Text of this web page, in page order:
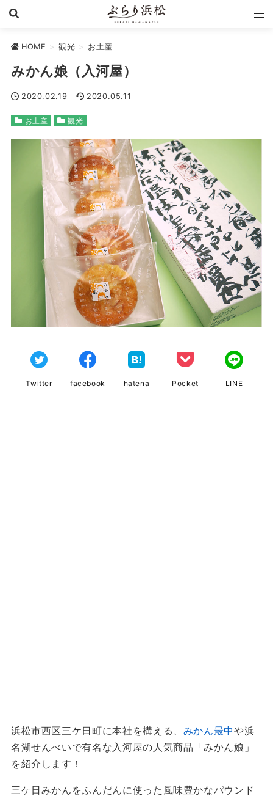
HOME > 観光 > お土産
みかん娘（入河屋）
2020.02.19 2020.05.11
お土産 観光
Twitter facebook hatena Pocket LINE
浜松市西区三ケ日町に本社を構える、 みかん最中や浜
名湖せんべいで有名な入河屋の人気商品「みかん娘」
を紹介します！
三ケ日みかんをふんだんに使った風味豊かなパウンド